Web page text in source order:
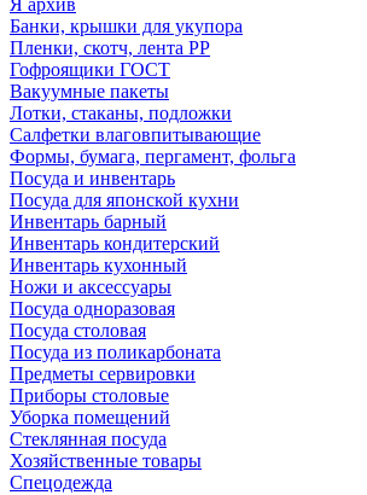
Я архив
Банки, крышки для укупора
Пленки, скотч, лента РР
Гофроящики ГОСТ
Вакуумные пакеты
Лотки, стаканы, подложки
Салфетки влаговпитывающие
Формы, бумага, пергамент, фольга
Посуда и инвентарь
Посуда для японской кухни
Инвентарь барный
Инвентарь кондитерский
Инвентарь кухонный
Ножи и аксессуары
Посуда одноразовая
Посуда столовая
Посуда из поликарбоната
Предметы сервировки
Приборы столовые
Уборка помещений
Стеклянная посуда
Хозяйственные товары
Спецодежда